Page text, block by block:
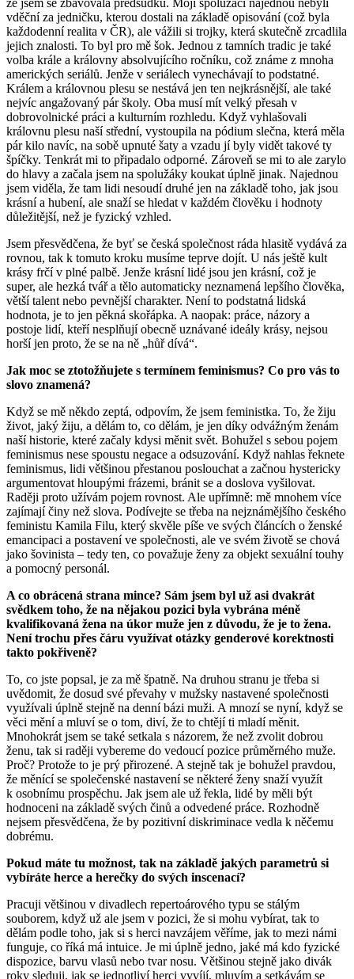
že jsem se zbavovala předsudků. Moji spolužáci najednou nebyli
vděční za jedničku, kterou dostali na základě opisování (což byla
každodenní realita v ČR), ale vážili si trojky, která skutečně zrcadlila
jejich znalosti. To byl pro mě šok. Jednou z tamních tradic je také
volba krále a královny absolvujícího ročníku, což známe z mnoha
amerických seriálů. Jenže v seriálech vynechávají to podstatné.
Králem a královnou plesu se nestává jen ten nejkrásnější, ale také
nejvíc angažovaný pár školy. Oba musí mít velký přesah v
dobrovolnické práci a kulturním rozhledu. Když vyhlašovali
královnu plesu naší střední, vystoupila na pódium slečna, která měla
pár kilo navíc, na sobě upnuté šaty a vzadu jí byly vidět takové ty
špíčky. Tenkrát mi to připadalo odporné. Zároveň se mi to ale zarylo
do hlavy a začala jsem na spolužáky koukat úplně jinak. Najednou
jsem viděla, že tam lidi nesoudí druhé jen na základě toho, jak jsou
krásní a hubení, ale snaží se hledat v každém člověku i hodnoty
důležitější, než je fyzický vzhled.
Jsem přesvědčena, že byť se česká společnost ráda hlasitě vydává za
rovnou, tak k tomuto kroku musíme teprve dojít. U nás ještě kult
krásy frčí v plné palbě. Jenže krásní lidé jsou jen krásní, což je
super, ale hezká tvář a tělo automaticky neznamená lepšího člověka,
větší talent nebo pevnější charakter. Není to podstatná lidská
hodnota, je to jen pěkná skořápka. A naopak: práce, názory a
postoje lidí, kteří nesplňují obecně uznávané ideály krásy, nejsou
horší jen proto, že se na ně „hůř dívá“.
Jak moc se ztotožňujete s termínem feminismus? Co pro vás to
slovo znamená?
Když se mě někdo zeptá, odpovím, že jsem feministka. To, že žiju
život, jaký žiju, a dělám to, co dělám, je jen díky odvážným ženám
naší historie, které začaly kdysi měnit svět. Bohužel s sebou pojem
feminismus nese spoustu negace a odsuzování. Když nahlas řeknete
feminismus, lidi většinou přestanou poslouchat a začnou hystericky
argumentovat hloupými frázemi, bránit se a doslova vyšilovat.
Raději proto užívám pojem rovnost. Ale upřímně: mě mnohem více
zajímají činy než slova. Podívejte se třeba na nejznámějšího českého
feministu Kamila Filu, který skvěle píše ve svých článcích o ženské
emancipaci a postavení ve společnosti, ale ve svém životě se chová
jako šovinista – tedy ten, co považuje ženy za objekt sexuální touhy
a pomocný personál.
A co obrácená strana mince? Sám jsem byl už asi dvakrát
svědkem toho, že na nějakou pozici byla vybrána méně
kvalifikovaná žena na úkor muže jen z důvodu, že je to žena.
Není trochu přes čáru využívat otázky genderové korektnosti
takto pokřiveně?
To, co jste popsal, je za mě špatně. Na druhou stranu je třeba si
uvědomit, že dosud své převahy v mužsky nastavené společnosti
využívali úplně stejně na denní bázi muži. A mnozí se nyní, když se
věci mění a mluví se o tom, diví, že to chtějí ti mladí měnit.
Mnohokrát jsem se také setkala s názorem, že než zvolit dobrou
ženu, tak si raději vybereme do vedoucí pozice průměrného muže.
Proč? Protože to je prý přirozené. A stejně tak je bohužel pravdou,
že měnící se společenské nastavení se některé ženy snaží využít
k osobnímu prospěchu. Jak jsem ale už řekla, lidé by měli být
hodnoceni na základě svých činů a odvedené práce. Rozhodně
nejsem přesvědčena, že by pozitivní diskriminace vedla k něčemu
dobrému.
Pokud máte tu možnost, tak na základě jakých parametrů si
vybíráte herce a herečky do svých inscenací?
Pracuji většinou v divadlech repertoárového typu se stálým
souborem, když už ale jsem v pozici, že si mohu vybírat, tak to
dělám podle toho, jak si s herci navzájem věříme, jak to mezi námi
funguje, co říká má intuice. Je mi úplně jedno, jaké má kdo fyzické
dispozice, barvu vlasů nebo tvar nosu. Většinou stejně jako divák
roky sleduji, jak se jednotliví herci vyvíjí, mluvím a setkávám se